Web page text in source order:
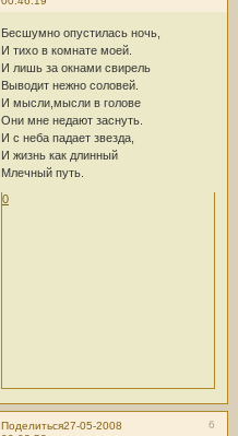
Бесшумно опустилась ночь,
И тихо в комнате моей.
И лишь за окнами свирель
Выводит нежно соловей.
И мысли,мысли в голове
Они мне недают заснуть.
И с неба падает звезда,
И жизнь как длинный
Млечный путь.
0
Поделиться 6
27-05-2008